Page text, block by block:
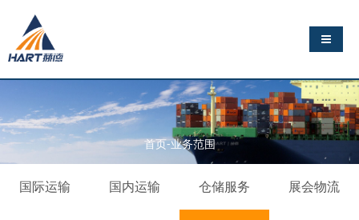
导航切
首页-业务范围
国际运输 国内运输 仓储服务 展会物流